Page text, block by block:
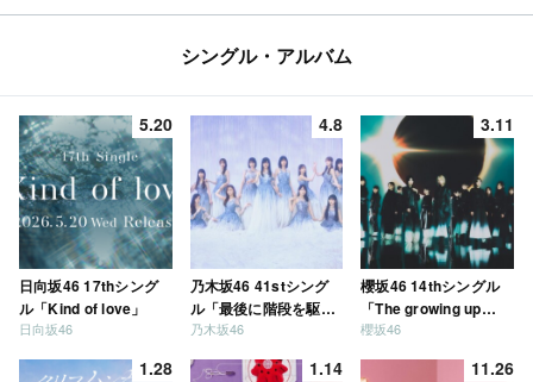
シングル・アルバム
5.20
日向坂46 17thシング
ル「Kind of love」
日向坂46
4.8
乃木坂46 41stシング
ル「最後に階段を駆け
上がったのはいつ
乃木坂46
3.11
櫻坂46 14thシングル
「The growing up
train」
櫻坂46
1.28 1.14 11.26